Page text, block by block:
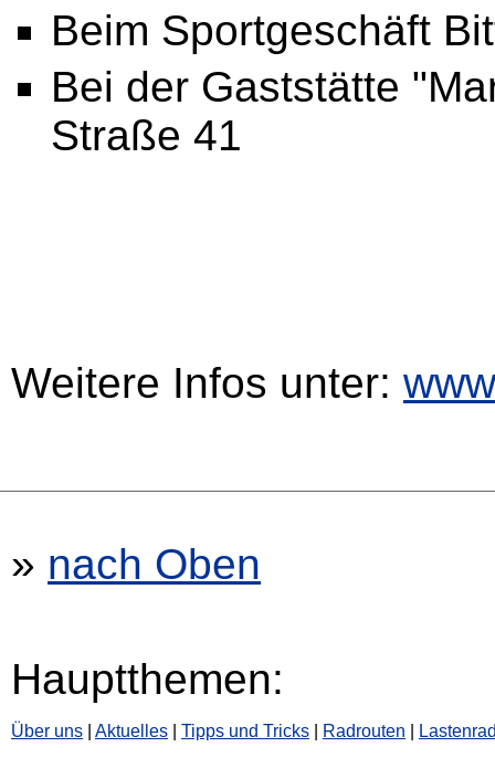
Beim Sportgeschäft
Bei der Gaststätte
Straße 41
Weitere Infos unter:
» nach Oben
Hauptthemen:
Über uns Aktuelles Tipps und Tricks Radrouten